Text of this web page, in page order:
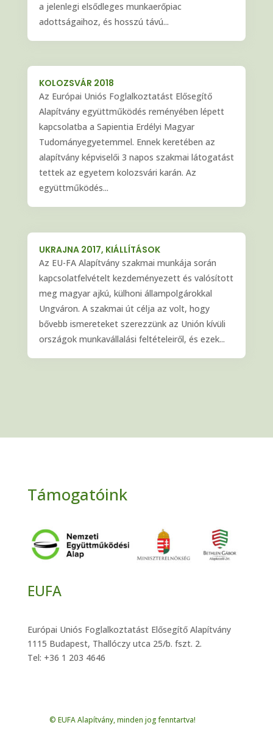
a jelenlegi elsődleges munkaerőpiac
adottságaihoz, és hosszú távú...
KOLOZSVÁR 2018
Az Európai Uniós Foglalkoztatást Elősegítő
Alapítvány együttműködés reményében lépett
kapcsolatba a Sapientia Erdélyi Magyar
Tudományegyetemmel. Ennek keretében az
alapítvány képviselői 3 napos szakmai látogatást
tettek az egyetem kolozsvári karán. Az
együttműködés...
UKRAJNA 2017, KIÁLLÍTÁSOK
Az EU-FA Alapítvány szakmai munkája során
kapcsolatfelvételt kezdeményezett és valósított
meg magyar ajkú, külhoni állampolgárokkal
Ungváron. A szakmai út célja az volt, hogy
bővebb ismereteket szerezzünk az Unión kívüli
országok munkavállalási feltételeiről, és ezek...
Támogatóink
EUFA
Európai Uniós Foglalkoztatást Elősegítő Alapítvány
1115 Budapest, Thallóczy utca 25/b. fszt. 2.
Tel: +36 1 203 4646
© EUFA Alapítvány, minden jog fenntartva!